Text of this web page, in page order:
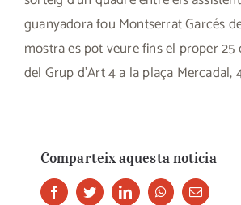
guanyadora fou Montserrat Garcés
mostra es pot veure fins el proper 25
del Grup d’Art 4 a la plaça Mercadal,
Comparteix aquesta noticia
FacebookTwitterLinkedInWhatsappEmail